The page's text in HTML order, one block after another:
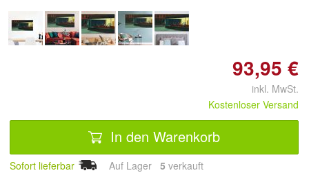
93,95 €
inkl. MwSt.
Kostenloser Versand
In den Warenkorb
Sofort lieferbar Auf Lager 5 verkauft